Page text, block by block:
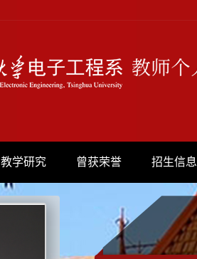
教学研究 曾获荣誉 招生信息